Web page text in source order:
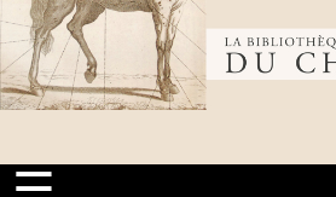
mondiale
française
d’équitation,
2003
Règlement
officiel des
savoirs fédéraux
2004 / Fédération
française